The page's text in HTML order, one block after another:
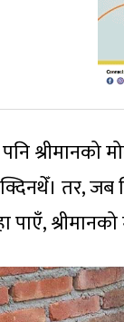
श्रीमानको
तर,
पाएँ,